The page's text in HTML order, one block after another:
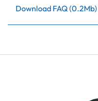
Download FAQ (0.2Mb)